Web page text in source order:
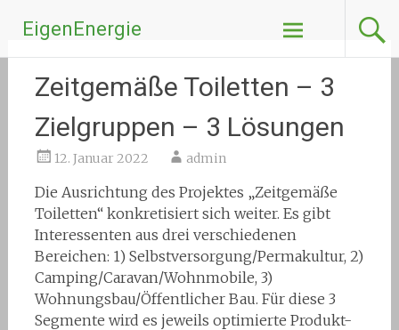
Inhalt
springen
EigenEnergie
Zeitgemäße Toiletten – 3
Zielgruppen – 3 Lösungen
12. Januar 2022 admin
Die Ausrichtung des Projektes „Zeitgemäße
Toiletten“ konkretisiert sich weiter. Es gibt
Interessenten aus drei verschiedenen
Bereichen: 1) Selbstversorgung/Permakultur, 2)
Camping/Caravan/Wohnmobile, 3)
Wohnungsbau/Öffentlicher Bau. Für diese 3
Segmente wird es jeweils optimierte Produkt-